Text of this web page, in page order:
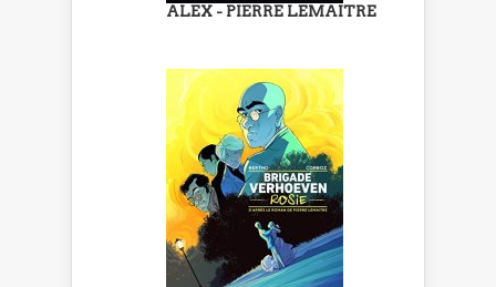
ALEX - PIERRE LEMAITRE